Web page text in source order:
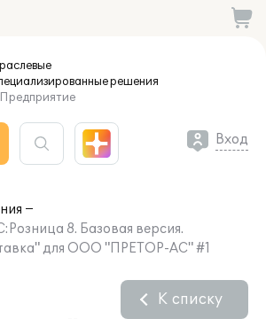
решения
Вход
8. Базовая версия.
для ООО "ПРЕТОР-АС" #1
К списку